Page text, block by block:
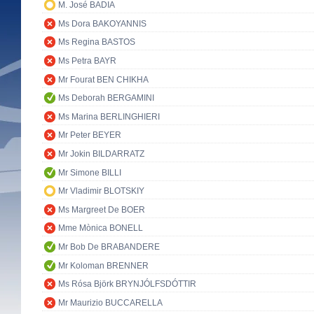
M. José BADIA
Ms Dora BAKOYANNIS
Ms Regina BASTOS
Ms Petra BAYR
Mr Fourat BEN CHIKHA
Ms Deborah BERGAMINI
Ms Marina BERLINGHIERI
Mr Peter BEYER
Mr Jokin BILDARRATZ
Mr Simone BILLI
Mr Vladimir BLOTSKIY
Ms Margreet De BOER
Mme Mònica BONELL
Mr Bob De BRABANDERE
Mr Koloman BRENNER
Ms Rósa Björk BRYNJÓLFSDÓTTIR
Mr Maurizio BUCCARELLA